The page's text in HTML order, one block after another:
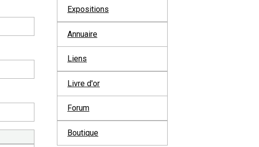
Expositions
Annuaire
Liens
Livre d'or
Forum
Boutique